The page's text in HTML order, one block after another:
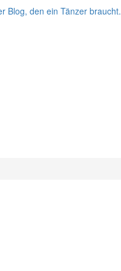
Blog, den ein Tänzer braucht.